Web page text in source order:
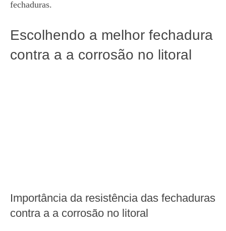
fechaduras.
Escolhendo a melhor fechadura
contra a a corrosão no litoral
Importância da resistência das fechaduras
contra a a corrosão no litoral